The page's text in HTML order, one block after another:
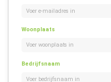
Woonplaats
Bedrijfsnaam